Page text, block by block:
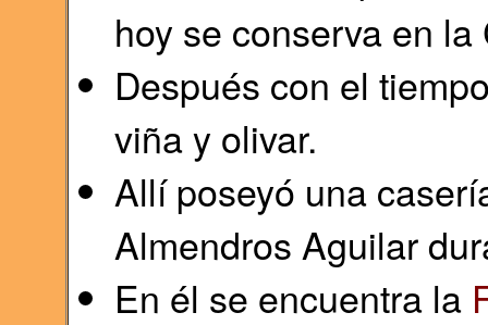
hoy se conserva en
Después con el
viña y olivar.
Allí poseyó una
Almendros Aguilar
En él se encuentra la